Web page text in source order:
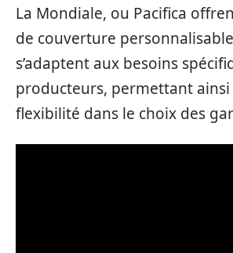
La Mondiale, ou Pacifica
de couverture
s’adaptent aux besoins
producteurs, permettant
flexibilité dans le choix des